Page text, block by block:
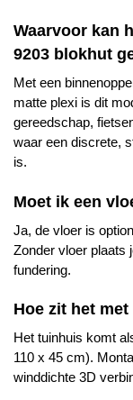
Waarvoor kan
9203 blokhut
Met een
matte plexi is dit
gereedschap,
waar een discrete,
is.
Moet ik een
Ja, de vloer is
Zonder vloer plaats
fundering.
Hoe zit het
Het tuinhuis komt
110 x 45 cm).
winddichte 3D